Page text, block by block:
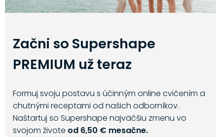
Začni so Supershape
PREMIUM už teraz
Formuj svoju postavu s účinným online cvičením a
chutnými receptami od našich odborníkov.
Naštartuj so Supershape najväčšiu zmenu vo
svojom živote od 6,50 € mesačne.